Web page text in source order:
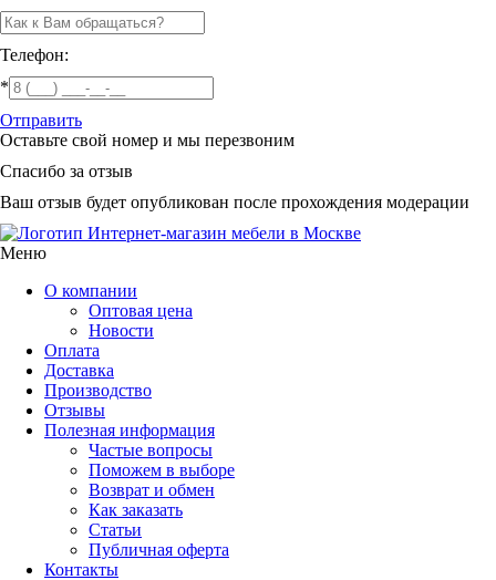
Телефон:
*
Отправить
Оставьте свой номер и мы перезвоним
Спасибо за отзыв
Ваш отзыв будет опубликован после прохождения модерации
Интернет-магазин мебели в Москве
Меню
О компании
Оптовая цена
Новости
Оплата
Доставка
Производство
Отзывы
Полезная информация
Частые вопросы
Поможем в выборе
Возврат и обмен
Как заказать
Статьи
Публичная оферта
Контакты